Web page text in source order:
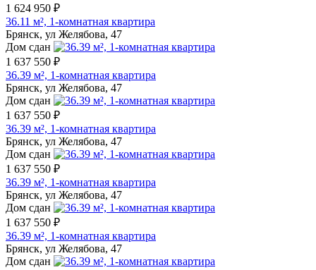
1 624 950 ₽
36.11 м², 1-комнатная квартира
Брянск, ул Желябова, 47
Дом сдан
1 637 550 ₽
36.39 м², 1-комнатная квартира
Брянск, ул Желябова, 47
Дом сдан
1 637 550 ₽
36.39 м², 1-комнатная квартира
Брянск, ул Желябова, 47
Дом сдан
1 637 550 ₽
36.39 м², 1-комнатная квартира
Брянск, ул Желябова, 47
Дом сдан
1 637 550 ₽
36.39 м², 1-комнатная квартира
Брянск, ул Желябова, 47
Дом сдан